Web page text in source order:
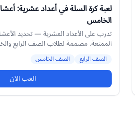
لعبة كرة السلة في أعداد عشرية:
الخامس
تدرب على الأعداد العشرية — تحديد
الممتعة. مصممة لطلاب الصف الرابع
الصف الرابع الصف الخامس
العب الآن